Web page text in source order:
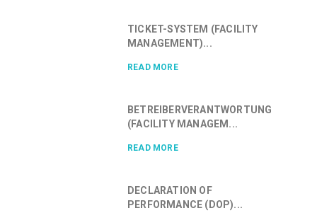
TICKET-SYSTEM (FACILITY
MANAGEMENT)...
READ MORE
BETREIBERVERANTWORTUNG
(FACILITY MANAGEM...
READ MORE
DECLARATION OF
PERFORMANCE (DOP)...